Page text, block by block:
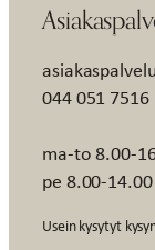
044 051 7516
ma-to 8.00-
pe 8.00-14.00
Usein kysytyt